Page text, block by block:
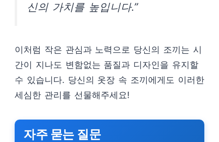
신의 가치를 높입니다.”
이처럼 작은 관심과 노력으로 당신의 조끼는 시
간이 지나도 변함없는 품질과 디자인을 유지할
수 있습니다. 당신의 옷장 속 조끼에게도 이러한
세심한 관리를 선물해주세요!
자주 묻는 질문